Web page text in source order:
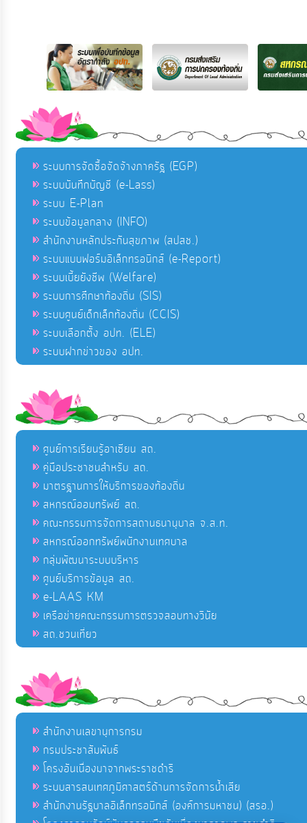
ระบบการจัดซื้อจัดจ้างภาครัฐ (EGP)
ระบบบันทึกบัญชี (e-Lass)
ระบบ E-Plan
ระบบข้อมูลกลาง (INFO)
สำนักงานหลักประกันสุขภาพ (สปสช.)
ระบบแบบฟอร์มอิเล็กทรอนิกส์ (e-Report)
ระบบเบี้ยยังชีพ (Welfare)
ระบบการศึกษาท้องถิ่น (SIS)
ระบบศูนย์เด็กเล็กท้องถิ่น (CCIS)
ระบบเลือกตั้ง อปท. (ELE)
ระบบฝากข่าวของ อปท.
ศูนย์การเรียนรู้อาเซียน สถ.
คู่มือประชาชนสำหรับ สถ.
มาตรฐานการให้บริการของท้องถิ่น
สหกรณ์ออมทรัพย์ สถ.
คณะกรรมการจัดการสถานธนานุบาล จ.ส.ท.
สหกรณ์ออกทรัพย์พนักงานเทศบาล
กลุ่มพัฒนาระบบบริหาร
ศูนย์บริการข้อมูล สถ.
e-LAAS KM
เครือข่ายคณะกรรมการตรวจสอบทางวินัย
สถ.ชวนเที่ยว
สำนักงานเลขานุการกรม
กรมประชาสัมพันธ์
โครงอันเนื่องมาจากพระราชดำริ
ระบบสารสนเทศภูมิศาสตร์ด้านการจัดการน้ำเสีย
สำนักงานรัฐบาลอิเล็กทรอนิกส์ (องค์การมหาชน) (สรอ.)